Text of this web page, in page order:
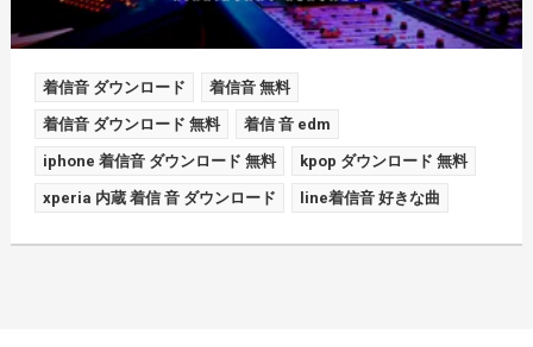
着信音 ダウンロード 着信音 無料
着信音 ダウンロード 無料 着信 音 edm
iphone 着信音 ダウンロード 無料 kpop ダウンロード 無料
xperia 内蔵 着信 音 ダウンロード line着信音 好きな曲